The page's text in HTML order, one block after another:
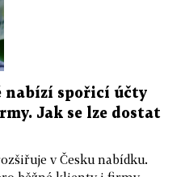
nabízí spořicí účty
Jak se lze dostat
v Česku nabídku.